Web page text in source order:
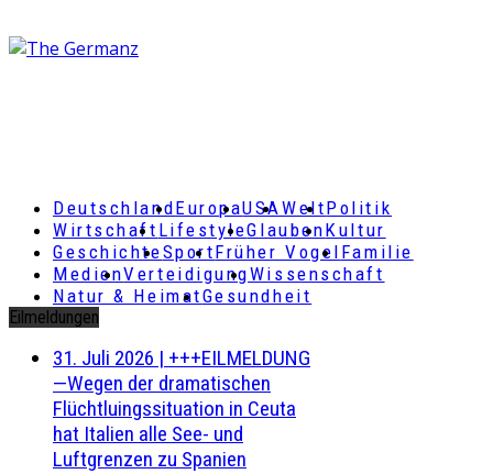
DeutschlandEuropaUSAWeltPolitik
Wirtschaft LifestyleGlaubenKultur
GeschichteSportFrüher Vogel Familie
MedienVerteidigungWissenschaft
Natur & HeimatGesundheit
Eilmeldungen
31. Juli 2026 | +++EILMELDUNG
—Wegen der dramatischen
Flüchtluingssituation in Ceuta
hat Italien alle See- und
Luftgrenzen zu Spanien